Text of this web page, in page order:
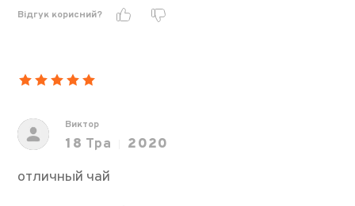
Відгук корисний?
Виктор
18 Тра
2020
отличный чай